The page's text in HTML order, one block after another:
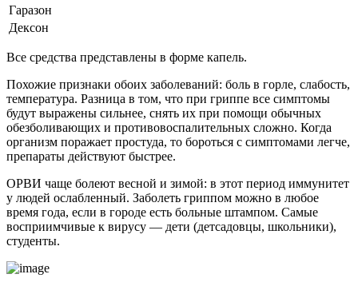
Гаразон
Дексон
Все средства представлены в форме капель.
Похожие признаки обоих заболеваний: боль в горле, слабость,
температура. Разница в том, что при гриппе все симптомы
будут выражены сильнее, снять их при помощи обычных
обезболивающих и противовоспалительных сложно. Когда
организм поражает простуда, то бороться с симптомами легче,
препараты действуют быстрее.
ОРВИ чаще болеют весной и зимой: в этот период иммунитет
у людей ослабленный. Заболеть гриппом можно в любое
время года, если в городе есть больные штампом. Самые
восприимчивые к вирусу — дети (детсадовцы, школьники),
студенты.